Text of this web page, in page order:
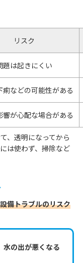
リスク
題は起きにくい
痢などの可能性がある
響が心配な場合がある
、透明になってから
は使わず、掃除など
設備トラブルのリスク
水の出が悪くなる